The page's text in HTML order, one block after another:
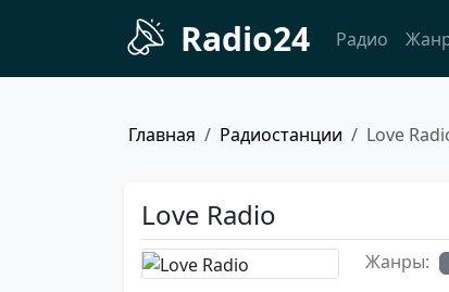
Radio24 Радио
Главная Радиостанции Love
Love Radio
Жанры: